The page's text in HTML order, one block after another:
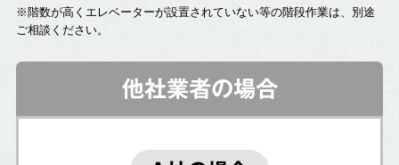
※階数が高くエレベーターが設置されていない等の階段作業は、別途
ご相談ください。
他社業者の場合